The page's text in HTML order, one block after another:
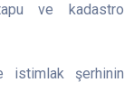
ve kadastro
şerhinin